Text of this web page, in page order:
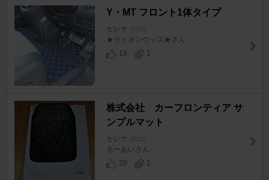
Y・MT フロント1体タイプ
セレナ
★ライオンウッズ★さん
18
1
株式会社 カーフロンティア サ
ンプルマット
セレナ
るーあいさん
29
1